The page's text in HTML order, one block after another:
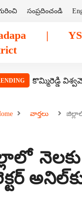
సంప్రదించండి
కొమ్మిరెడ్డి
వార్తలు